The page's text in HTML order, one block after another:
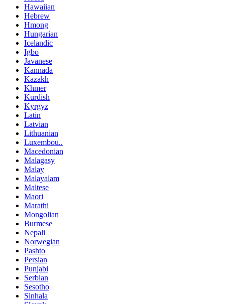
Hawaiian
Hebrew
Hmong
Hungarian
Icelandic
Igbo
Javanese
Kannada
Kazakh
Khmer
Kurdish
Kyrgyz
Latin
Latvian
Lithuanian
Luxembou..
Macedonian
Malagasy
Malay
Malayalam
Maltese
Maori
Marathi
Mongolian
Burmese
Nepali
Norwegian
Pashto
Persian
Punjabi
Serbian
Sesotho
Sinhala